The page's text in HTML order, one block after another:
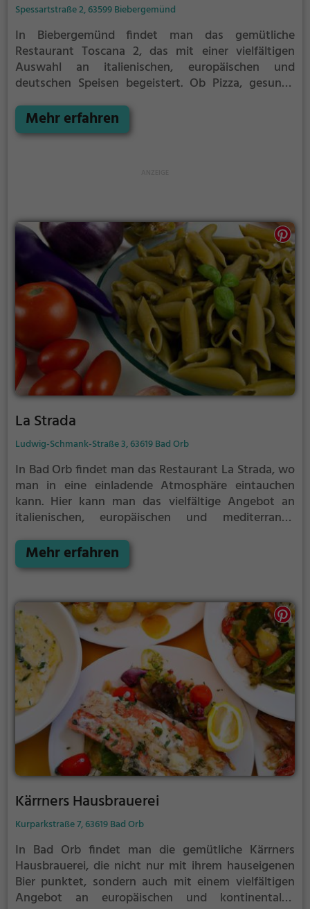
Spessartstraße 2, 63599 Biebergemünd
In Biebergemünd findet man das gemütliche
Restaurant Toscana 2, das mit einer vielfältigen
Auswahl an italienischen, europäischen und
deutschen Speisen begeistert. Ob Pizza, gesunde
kommt jeder auf seine Kosten. Die mediterrane
Atmosphäre lädt zum Verweilen ein und die
Mehr erfahren
La Strada
Ludwig-Schmank-Straße 3, 63619 Bad Orb
In Bad Orb findet man das Restaurant La Strada, wo
man in eine einladende Atmosphäre eintauchen
kann. Hier kann man das vielfältige Angebot an
italienischen, europäischen und mediterranen
Gesundheitsbewusste gibt es eine Auswahl an
vegetarischen, veganen und gesunden Gerichten.
kulinarischen Köstlichkeiten im La Strada.
Mehr erfahren
Kärrners Hausbrauerei
Kurparkstraße 7, 63619 Bad Orb
In Bad Orb findet man die gemütliche Kärrners
Hausbrauerei, die nicht nur mit ihrem hauseigenen
Bier punktet, sondern auch mit einem vielfältigen
Angebot an europäischen und kontinentalen